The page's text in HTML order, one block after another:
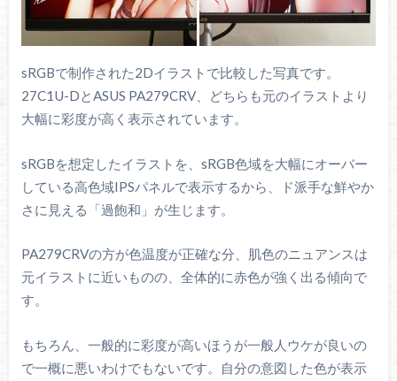
sRGBで制作された2Dイラストで比較した写真です。
27C1U-DとASUS PA279CRV、どちらも元のイラストより
大幅に彩度が高く表示されています。
sRGBを想定したイラストを、sRGB色域を大幅にオーバー
している高色域IPSパネルで表示するから、ド派手な鮮やか
さに見える「過飽和」が生じます。
PA279CRVの方が色温度が正確な分、肌色のニュアンスは
元イラストに近いものの、全体的に赤色が強く出る傾向で
す。
もちろん、一般的に彩度が高いほうが一般人ウケが良いの
で一概に悪いわけでもないです。自分の意図した色が表示